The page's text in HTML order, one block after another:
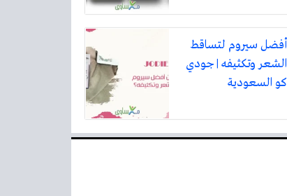
أفضل سيروم لتساقط
الشعر وتكثيفه | جودي
كو السعودية